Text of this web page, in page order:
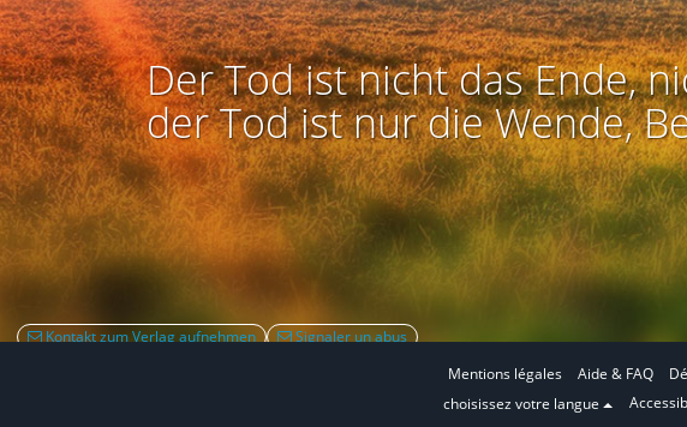
Der Tod ist nicht das Ende,
der Tod ist nur die Wende,
Kontakt zum Verlag aufnehmen
Signaler un abus
Mentions légales
Aide & FAQ
choisissez votre langue
E